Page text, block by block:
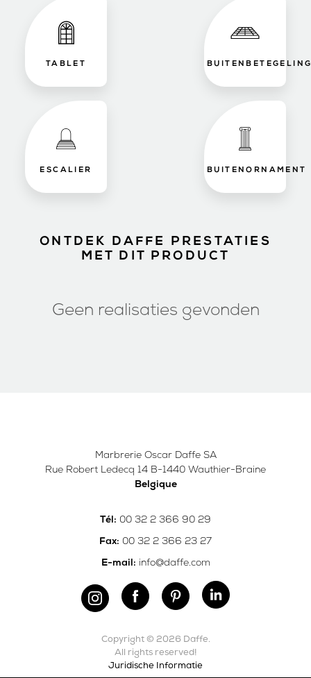
TABLET
ESCALIER BUITENORNAMENT
ONTDEK DAFFE PRESTATIES
MET DIT PRODUCT
Geen realisaties gevonden
Marbrerie Oscar Daffe SA
Rue Robert Ledecq 14 B-1440 Wauthier-Braine
Belgique
Tél: 00 32 2 366 90 29
Fax: 00 32 2 366 23 27
E-mail: info@daffe.com
Copyright © 2026 Daffe.
All rights reserved!
Juridische Informatie